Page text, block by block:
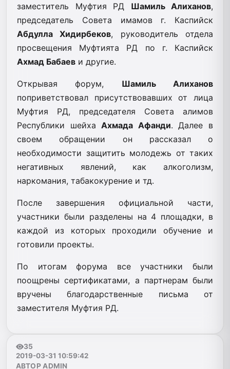
заместитель Муфтия РД Шамиль Алиханов,
председатель Совета имамов г. Каспийск
Абдулла Хидирбеков, руководитель отдела
просвещения Муфтията РД по г. Каспийск
Ахмад Бабаев и другие.
Открывая форум, Шамиль Алиханов
поприветствовал присутствовавших от лица
Муфтия РД, председателя Совета алимов
Республики шейхаАхмада Афанди. Далее в
своем обращении он рассказал о
необходимости защитить молодежь от таких
негативных явлений, как алкоголизм,
наркомания, табакокурение и тд.
После завершения официальной части,
участники были разделены на 4 площадки, в
каждой из которых проходили обучение и
готовили проекты.
По итогам форума все участники были
поощрены сертификатами, а партнерам были
вручены благодарственные письма от
заместителя Муфтия РД.
35
2019-03-31 10:59:42
АВТОР ADMIN